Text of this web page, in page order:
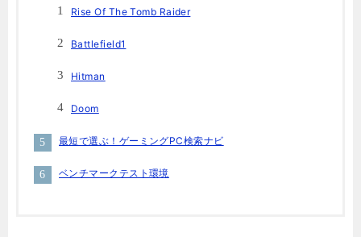
Rise Of The Tomb Raider
Battlefield1
Hitman
Doom
最短で選ぶ！ゲーミングPC検索ナビ
ベンチマークテスト環境